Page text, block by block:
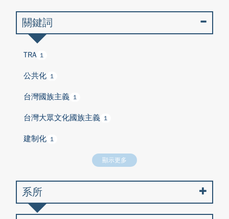
關鍵詞
TRA 1
公共化 1
台灣國族主義 1
台灣大眾文化國族主義 1
建制化 1
顯示更多
系所